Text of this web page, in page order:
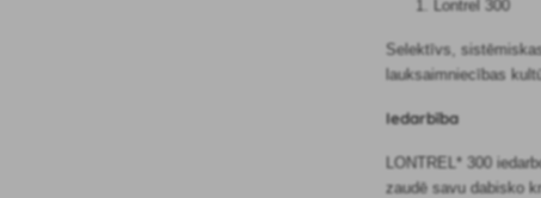
Lontrel 300
Selektīvs,
lauksaimniecības
Iedarbība
LONTREL* 300
zaudē savu dabisko